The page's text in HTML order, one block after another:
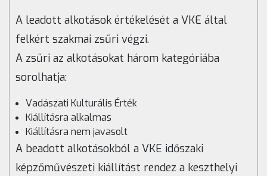
A leadott alkotások értékelését a VKE által
felkért szakmai zsűri végzi.
A zsűri az alkotásokat három kategóriába
sorolhatja:
Vadászati Kulturális Érték
Kiállításra alkalmas
Kiállításra nem javasolt
A beadott alkotásokból a VKE időszaki
képzőművészeti kiállítást rendez a keszthelyi